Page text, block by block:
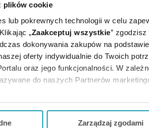
plików cookie
lub pokrewnych technologii w celu
„Zaakceptuj wszystkie”
dokonywania zakupów na
oferty indywidualnie do Twoich
oraz jego funkcjonalności. W
do naszych Partnerów
zgodę i wybrać tylko niektóre
Zarządzaj zgodami
funkcjonowaniu układu